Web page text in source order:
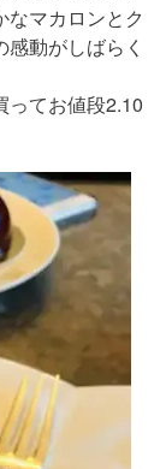
マカロンとク
動がしばらく
ってお値段2.10